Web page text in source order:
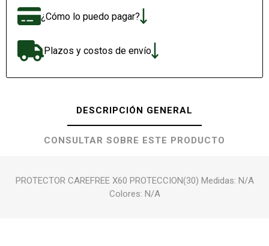
¿Cómo lo puedo pagar?
Plazos y costos de envío
DESCRIPCIÓN GENERAL
CONSULTAR SOBRE ESTE PRODUCTO
PROTECTOR CAREFREE X60 PROTECCION(30) Medidas: N/A
Colores: N/A